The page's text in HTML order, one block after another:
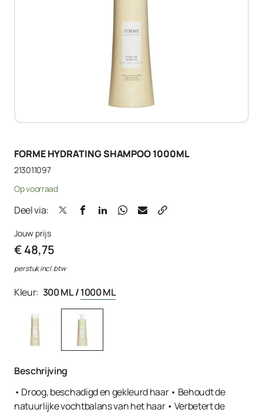
FORME HYDRATING SHAMPOO 1000ML
213011097
Op voorraad
Deel via:
Jouw prijs
€ 48,75
per stuk incl. btw
Kleur: 300 ML/1000 ML
Beschrijving
• Droog, beschadigd en gekleurd haar • Behoudt de
natuurlijke vochtbalans van het haar • Verbetert de